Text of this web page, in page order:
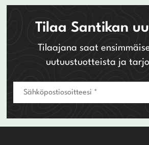
Tilaa Santikan
Tilaajana saat
uutuustuotteista ja